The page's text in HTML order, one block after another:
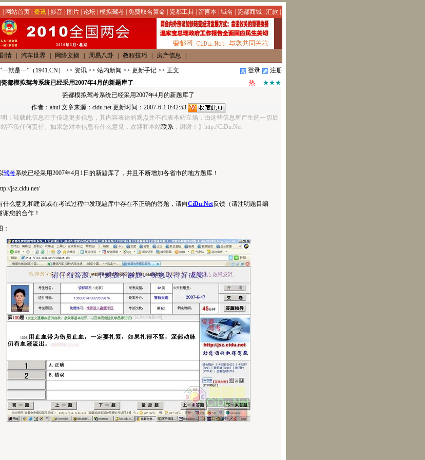
网站首页| 资讯| 影音| 图片| 论坛| 模拟驾考| 免费取名算命| 瓷都工具| 留言本| 域名 瓷都商城| 汇款
情 汽车世界 网络文摘 周易八卦 教程技巧 房产信息
就是一”（1941.CN） >> 资讯>> 站内新闻 >> 更新手记>> 正文 登录
注册
瓷都模拟驾考系统已经采用2007年4月的新题库了 热
★★★
瓷都模拟驾考系统已经采用2007年4月的新题库了
作者： ahui文章来源： cidu.net更新时间：2007-6-1 0:42:53
明：转载此信息在于传递更多信息，其内容表达的观点并不代表本站立场，由这些信息所产生的一切后
不负任何责任。如果您对本信息有什么意见，欢迎和本站联系，谢谢！】http://CiDu.Net
驾考系统已经采用2007年4月1日的新题库了，并且不断增加各省市的地方题库！
jsz.cidu.net/
什么意见和建议或在考试过程中发现题库中存在不正确的答题，请向CiDu.Net反馈（请注明题目编
谢您的合作！